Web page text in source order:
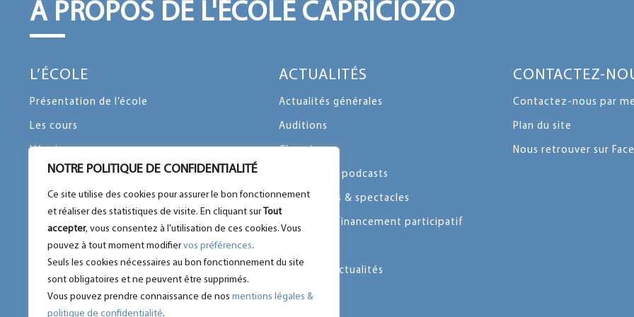
NOTRE POLITIQUE DE CONFIDENTIALITÉ
Ce site utilise des cookies pour assurer le bon fonctionnement
et réaliser des statistiques de visite. En cliquant sur Tout
accepter, vous consentez à l'utilisation de ces cookies. Vous
pouvez à tout moment modifiervos préférences.
Seuls les cookies nécessaires au bon fonctionnement du site
sont obligatoires et ne peuvent être supprimés.
Vous pouvez prendre connaissance de nos mentions légales &
politique de confidentialité.
A PROPOS DE L'ÉCOLE CAPRICIOZO
L’ÉCOLE
Présentation de l’école
Les cours
L’équipe
Le mot du Fondateur
Agenda
Le règlement intérieur
Mentions légales & confidentialité
ACTUALITÉS
Actualités générales
Auditions
Chroniques
Emissions & podcasts
Evènements & spectacles
Mécénat & financement participatif
Toutes les actualités
CONTACTEZ-
Contactez-nous par
Plan du site
Nous retrouver sur